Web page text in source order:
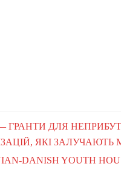
ГРАНТИ ДЛЯ
ЯКІ ЗАЛУЧАЮТЬ
DANISH YOUTH